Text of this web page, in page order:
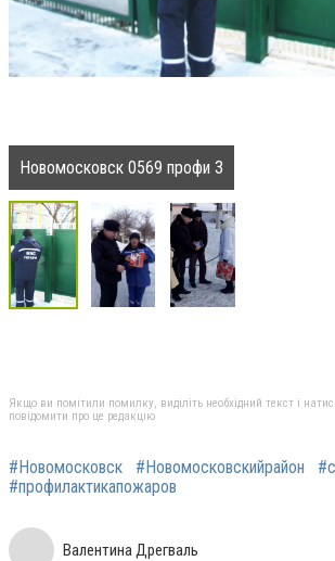
Новомосковск 0569 профи 3
Якщо ви помітили помилку, виділіть необхідний текст і
повідомити про це редакцію
#Новомосковск #Новомосковскийрайон
#профилактикапожаров
Валентина Дрегваль